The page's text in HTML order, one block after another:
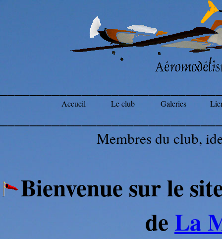
Galeries
Le club
Accueil
Membres du club,
Bienvenue sur le
de La